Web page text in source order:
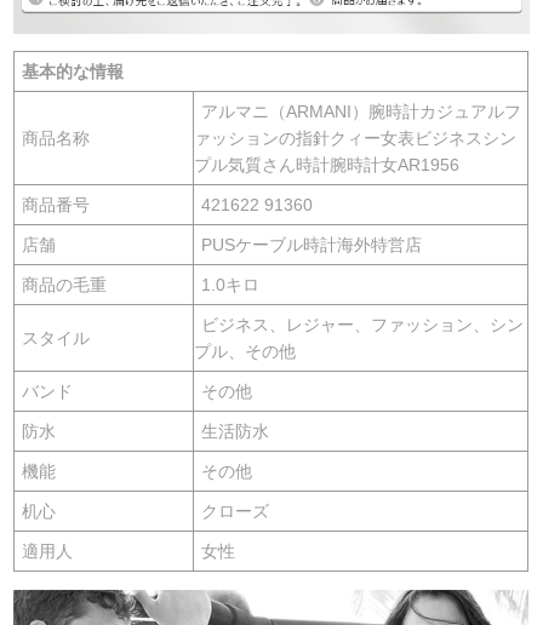
基本的な情報
商品名称
アルマニ（ARMANI）腕時計カジュアルフ
ァッションの指針クィー女表ビジネスシン
プル気質さん時計腕時計女AR1956
商品番号 421622 91360
店舗 PUSケーブル時計海外特営店
商品の毛重 1.0キロ
スタイル
ビジネス、レジャー、ファッション、シン
プル、その他
バンド その他
防水 生活防水
機能 その他
机心 クローズ
適用人 女性